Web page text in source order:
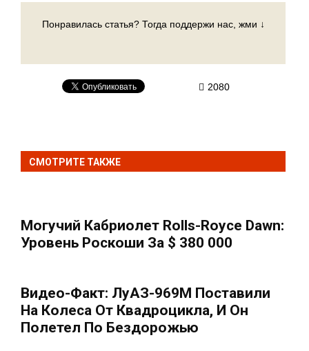
Понравилась статья? Тогда поддержи нас, жми ↓
2080
СМОТРИТЕ ТАКЖЕ
Могучий Кабриолет Rolls-Royce Dawn:
Уровень Роскоши За $ 380 000
Видео-Факт: ЛуАЗ-969М Поставили
На Колеса От Квадроцикла, И Он
Полетел По Бездорожью